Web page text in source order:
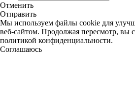
Отменить
Отправить
Мы используем файлы cookie для
веб-сайтом. Продолжая пересмотр, вы
политикой конфиденциальности.
Соглашаюсь